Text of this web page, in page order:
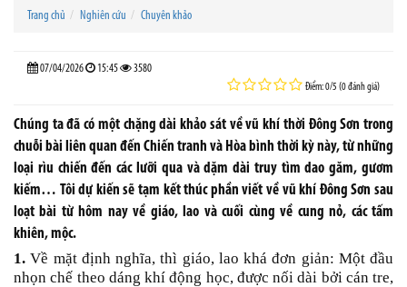
Trang chủ Nghiên cứu Chuyên khảo
07/04/2026 15:45 3580
Điểm: 0/5 (0 đánh giá)
Chúng ta đã có một chặng dài khảo sát về vũ khí thời Đông Sơn trong
chuỗi bài liên quan đến Chiến tranh và Hòa bình thời kỳ này, từ những
loại rìu chiến đến các lưỡi qua và dặm dài truy tìm dao găm, gươm
kiếm… Tôi dự kiến sẽ tạm kết thúc phần viết về vũ khí Đông Sơn sau
loạt bài từ hôm nay về giáo, lao và cuối cùng về cung nỏ, các tấm
khiên, mộc.
1. Về mặt định nghĩa, thì giáo, lao khá đơn giản: Một đầu
nhọn chế theo dáng khí động học, được nối dài bởi cán tre,